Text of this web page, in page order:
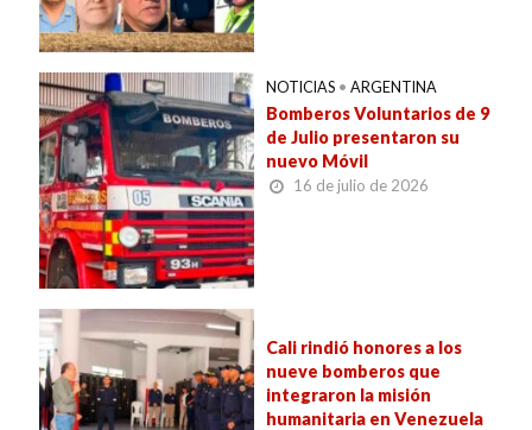
NOTICIAS • ARGENTINA
Bomberos Voluntarios de 9
de Julio presentaron su
nuevo Móvil
16 de julio de 2026
Cali rindió honores a los
nueve bomberos que
integraron la misión
humanitaria en Venezuela